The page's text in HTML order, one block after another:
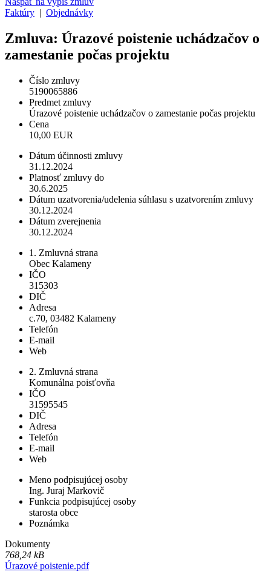
Faktúry | Objednávky
Zmluva: Úrazové poistenie uchádzačov o
zamestanie počas projektu
Číslo zmluvy
5190065886
Predmet zmluvy
Úrazové poistenie uchádzačov o zamestanie počas projektu
Cena
10,00 EUR
Dátum účinnosti zmluvy
31.12.2024
Platnosť zmluvy do
30.6.2025
Dátum uzatvorenia/udelenia súhlasu s uzatvorením zmluvy
30.12.2024
Dátum zverejnenia
30.12.2024
1. Zmluvná strana
Obec Kalameny
IČO
315303
DIČ
Adresa
c.70, 03482 Kalameny
Telefón
E-mail
Web
2. Zmluvná strana
Komunálna poisťovňa
IČO
31595545
DIČ
Adresa
Telefón
E-mail
Web
Meno podpisujúcej osoby
Ing. Juraj Markovič
Funkcia podpisujúcej osoby
starosta obce
Poznámka
Dokumenty
768,24 kB
Úrazové poistenie.pdf